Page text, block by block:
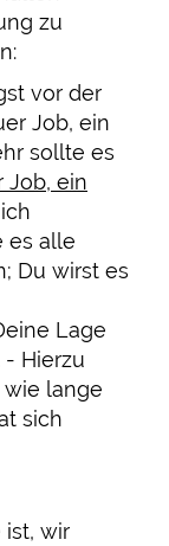
zu
vor der
Job, ein
sollte es
Job, ein
es alle
Du wirst es
Lage
Hierzu
wie lange
sich
ist, wir